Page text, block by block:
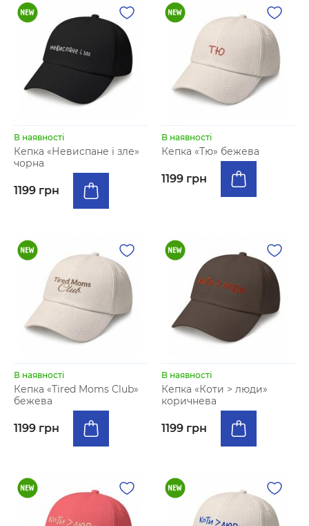
В наявності
Кепка «Невиспане і зле»
чорна
1199 грн
В наявності
Кепка «Тю» бежева
1199 грн
В наявності
Кепка «Tired Moms Club»
бежева
1199 грн
В наявності
Кепка «Коти > люди»
коричнева
1199 грн